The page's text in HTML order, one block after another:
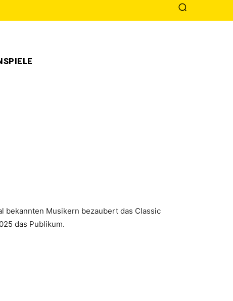
bekannten Musikern bezaubert das Classic
das Publikum.